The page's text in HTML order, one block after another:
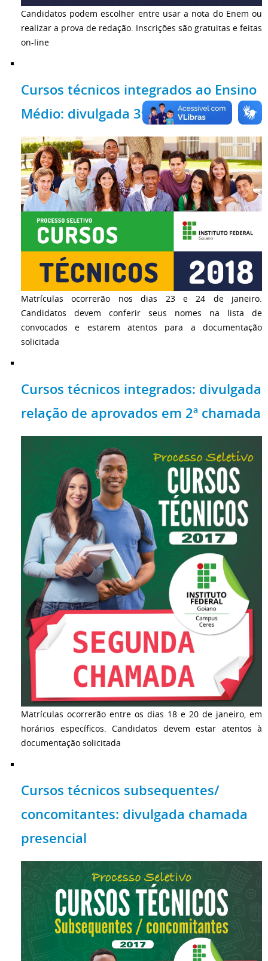
Candidatos podem escolher entre usar a nota do Enem ou
realizar a prova de redação. Inscrições são gratuitas e feitas
on-line
Cursos técnicos integrados ao Ensino
Médio: divulgada 3ª chamada
Matrículas ocorrerão nos dias 23 e 24 de janeiro.
Candidatos devem conferir seus nomes na lista de
convocados e estarem atentos para a documentação
solicitada
Cursos técnicos integrados: divulgada
relação de aprovados em 2ª chamada
Matrículas ocorrerão entre os dias 18 e 20 de janeiro, em
horários específicos. Candidatos devem estar atentos à
documentação solicitada
Cursos técnicos subsequentes/
concomitantes: divulgada chamada
presencial